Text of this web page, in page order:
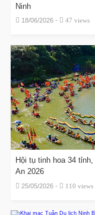
Ninh
18/06/2026 - 47 views
Hội tụ tinh hoa 34
An 2026
25/05/2026 - 110 views